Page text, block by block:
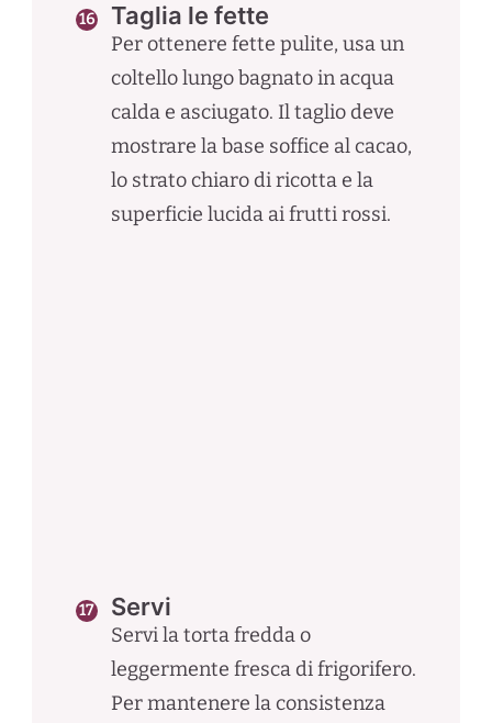
Taglia le fette
Per ottenere fette pulite, usa un
coltello lungo bagnato in acqua
calda e asciugato. Il taglio deve
mostrare la base soffice al cacao,
lo strato chiaro di ricotta e la
superficie lucida ai frutti rossi.
Servi
Servi la torta fredda o
leggermente fresca di frigorifero.
Per mantenere la consistenza